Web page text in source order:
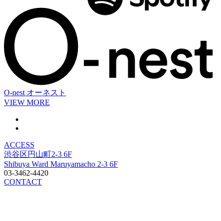
O-nest オーネスト
VIEW MORE
ACCESS
渋谷区円山町2-3 6F
Shibuya Ward Maruyamacho 2-3 6F
03-3462-4420
CONTACT